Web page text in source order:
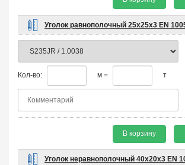
Уголок равнополочный 25х25х3 EN
Кол-во: м = т
В корзину
Уголок неравнополочный 40х20х3 EN